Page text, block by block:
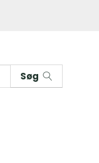
Søg